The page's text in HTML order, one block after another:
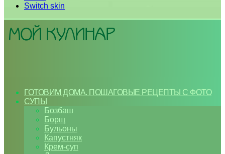
Switch skin
ГОТОВИМ ДОМА. ПОШАГОВЫЕ РЕЦЕПТЫ С ФОТО
СУПЫ
Бозбаш
Борщ
Бульоны
Капустняк
Крем-суп